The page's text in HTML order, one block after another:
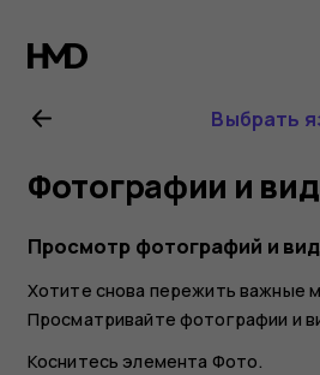
Nokia
4.2
user
guide
Выбрать
Фотографии и
Просмотр фотографий и
Хотите снова пережить важные
Просматривайте фотографии и
Коснитесь элемента Фото.